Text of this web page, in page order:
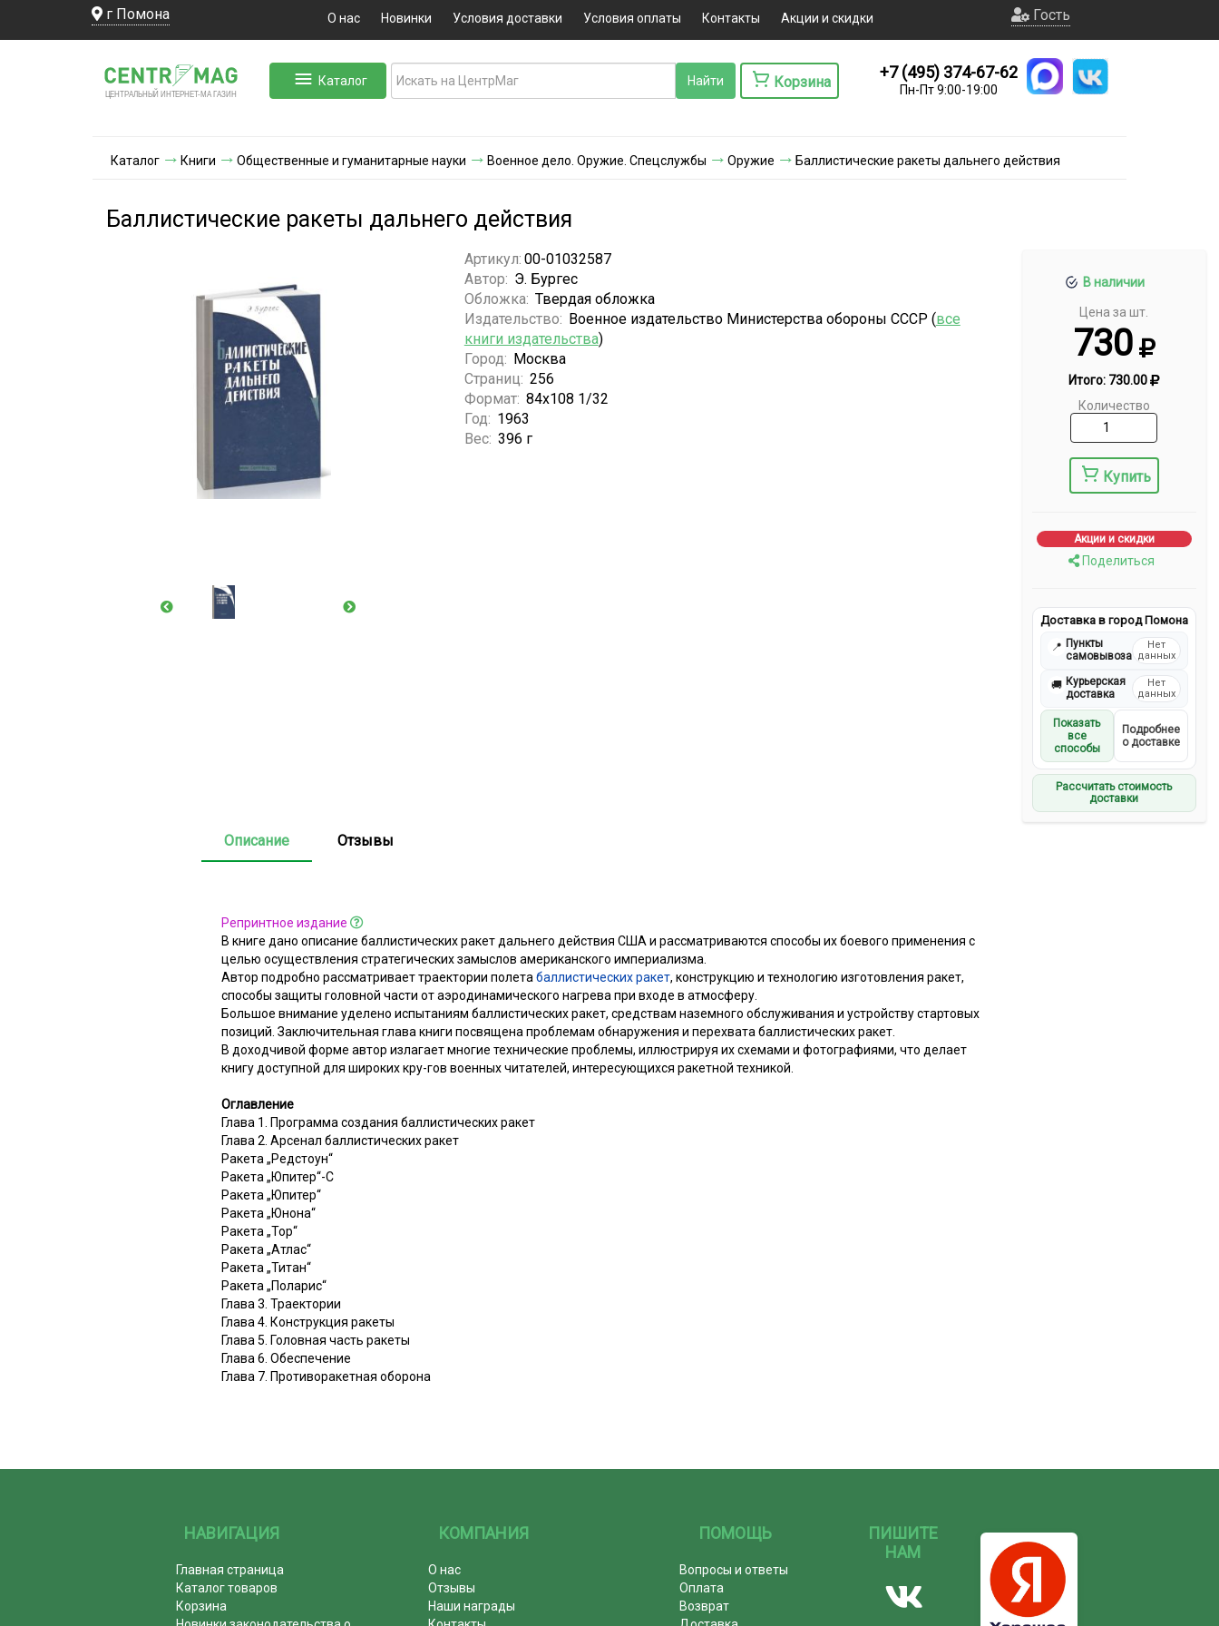
г Помона О нас Новинки Условия доставки Условия оплаты Контакты Акции и скидки Гость
ЦЕНТРАЛЬНЫЙ ИНТЕРНЕТ-МА ГАЗИН
Каталог Корзина
+7 (495) 374-67-62
Пн-Пт 9:00-19:00
Каталог Книги Общественные и гуманитарные науки Военное дело. Оружие. Спецслужбы Оружие Баллистические ракеты дальнего действия
Баллистические ракеты дальнего действия
В наличии
Цена за шт.
730
Итого: 730.00
Количество
Купить
Акции и скидки
Поделиться
Доставка в город Помона
📍 Пункты
самовывоза
Нет
данных
🚚 Курьерская
доставка
Нет
данных
Показать
все
способы
Подробнее
о доставке
Рассчитать стоимость
доставки
Артикул: 00-01032587
Автор: Э. Бургес
Обложка: Твердая обложка
Издательство: Военное издательство Министерства обороны СССР (все
книги издательства)
Город: Москва
Страниц: 256
Формат: 84x108 1/32
Год: 1963
Вес: 396 г
Описание Отзывы
Репринтное издание
В книге дано описание баллистических ракет дальнего действия США и рассматриваются способы их боевого применения с
целью осуществления стратегических замыслов американского империализма.
Автор подробно рассматривает траектории полета баллистических ракет, конструкцию и технологию изготовления ракет,
способы защиты головной части от аэродинамического нагрева при входе в атмосферу.
Большое внимание уделено испытаниям баллистических ракет, средствам наземного обслуживания и устройству стартовых
позиций. Заключительная глава книги посвящена проблемам обнаружения и перехвата баллистических ракет.
В доходчивой форме автор излагает многие технические проблемы, иллюстрируя их схемами и фотографиями, что делает
книгу доступной для широких кру-гов военных читателей, интересующихся ракетной техникой.
Оглавление
Глава 1. Программа создания баллистических ракет
Глава 2. Арсенал баллистических ракет
Ракета „Редстоун“
Ракета „Юпитер“-С
Ракета „Юпитер“
Ракета „Юнона“
Ракета „Тор“
Ракета „Атлас“
Ракета „Титан“
Ракета „Поларис“
Глава 3. Траектории
Глава 4. Конструкция ракеты
Глава 5. Головная часть ракеты
Глава 6. Обеспечение
Глава 7. Противоракетная оборона
НАВИГАЦИЯ
Главная страница
Каталог товаров
Корзина
КОМПАНИЯ
О нас
Отзывы
Наши награды
ПОМОЩЬ
Вопросы и ответы
Оплата
Возврат
ПИШИТЕ
НАМ